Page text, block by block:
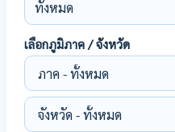
เลือกภูมิภาค / จังหวัด